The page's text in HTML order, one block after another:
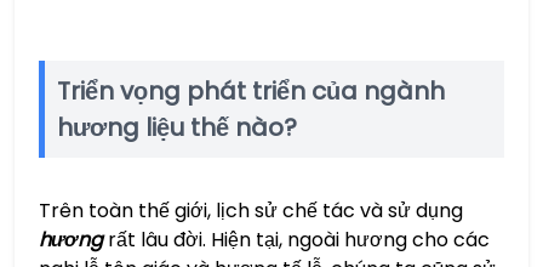
Triển vọng phát triển của ngành
hương liệu thế nào?
Trên toàn thế giới, lịch sử chế tác và sử dụng
hươngrất lâu đời. Hiện tại, ngoài hương cho các